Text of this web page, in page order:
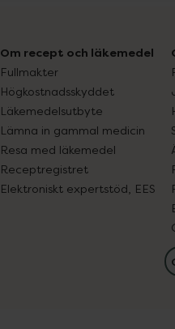
Om recept och läkemedel
Fullmakter
Högkostnadsskyddet
Läkemedelsutbyte
Lämna in gammal medicin
Resa med läkemedel
Receptregistret
Elektroniskt expertstöd, EES